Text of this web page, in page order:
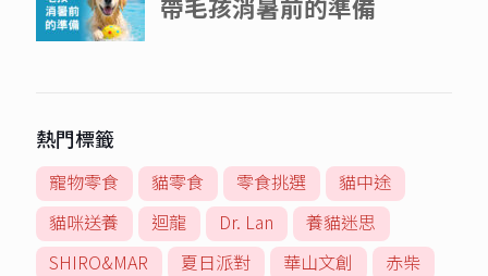
熱門標籤
寵物零食 貓零食 零食挑選
貓中途
貓咪送養
迴龍 Dr. Lan
養貓迷思
SHIRO&MAR
夏日派對 華山文創
赤柴